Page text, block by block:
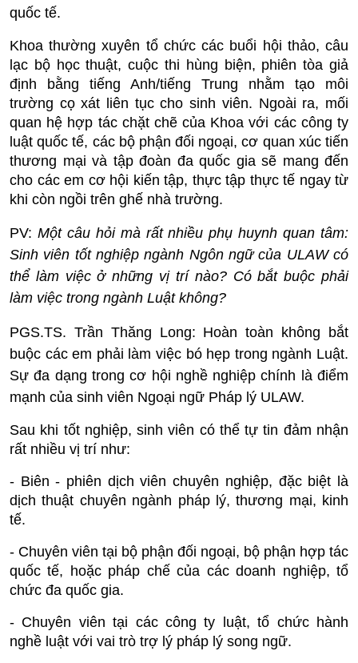
quốc tế.
Khoa thường xuyên tổ chức các buổi hội thảo, câu
lạc bộ học thuật, cuộc thi hùng biện, phiên tòa giả
định bằng tiếng Anh/tiếng Trung nhằm tạo môi
trường cọ xát liên tục cho sinh viên. Ngoài ra, mối
quan hệ hợp tác chặt chẽ của Khoa với các công ty
luật quốc tế, các bộ phận đối ngoại, cơ quan xúc tiến
thương mại và tập đoàn đa quốc gia sẽ mang đến
cho các em cơ hội kiến tập, thực tập thực tế ngay từ
khi còn ngồi trên ghế nhà trường.
PV: Một câu hỏi mà rất nhiều phụ huynh quan tâm:
Sinh viên tốt nghiệp ngành Ngôn ngữ của ULAW có
thể làm việc ở những vị trí nào? Có bắt buộc phải
làm việc trong ngành Luật không?
PGS.TS. Trần Thăng Long: Hoàn toàn không bắt
buộc các em phải làm việc bó hẹp trong ngành Luật.
Sự đa dạng trong cơ hội nghề nghiệp chính là điểm
mạnh của sinh viên Ngoại ngữ Pháp lý ULAW.
Sau khi tốt nghiệp, sinh viên có thể tự tin đảm nhận
rất nhiều vị trí như:
- Biên - phiên dịch viên chuyên nghiệp, đặc biệt là
dịch thuật chuyên ngành pháp lý, thương mại, kinh
tế.
- Chuyên viên tại bộ phận đối ngoại, bộ phận hợp tác
quốc tế, hoặc pháp chế của các doanh nghiệp, tổ
chức đa quốc gia.
- Chuyên viên tại các công ty luật, tổ chức hành
nghề luật với vai trò trợ lý pháp lý song ngữ.